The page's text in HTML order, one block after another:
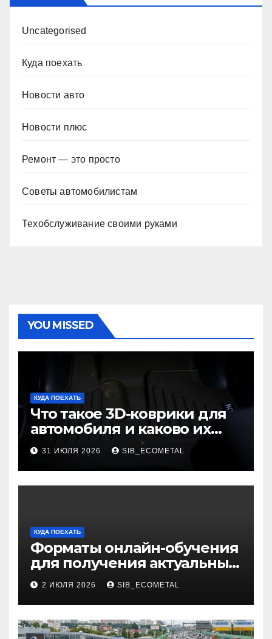
Uncategorised
Куда поехать
Новости авто
Новости плюс
Ремонт — это просто
Советы автомобилистам
Техобслуживание своими руками
YOU MISSED
КУДА ПОЕХАТЬ
Что такое 3D-коврики для
автомобиля и каково их
основное назначение
31 ИЮЛЯ 2026 SIB_ECOMETAL
КУДА ПОЕХАТЬ
Форматы онлайн-обучения
для получения актуальных
профессий
2 ИЮЛЯ 2026 SIB_ECOMETAL